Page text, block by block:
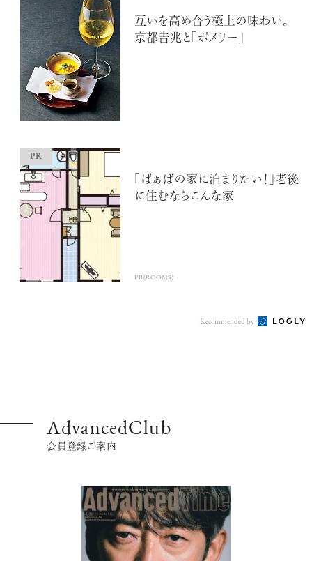
互いを高め合う極上の味わい。
京都𠮷兆と「ポメリー」
「ばぁばの家に泊まりたい！」老後
に住むならこんな家
PR(ROOMS)
Recommended by
AdvancedClub
会員登録ご案内